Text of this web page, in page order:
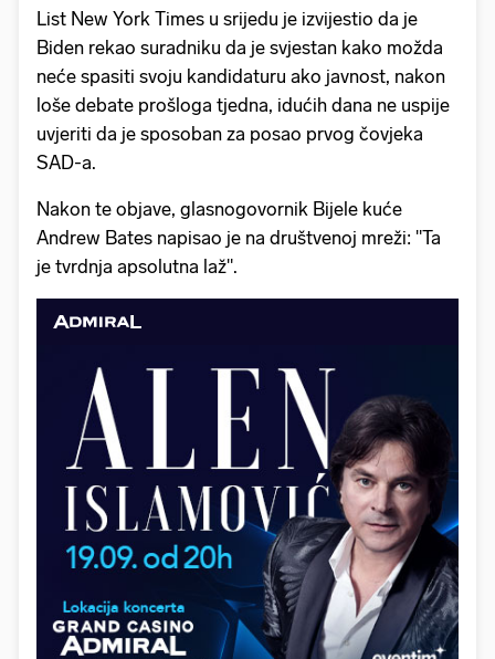
List New York Times u srijedu je izvijestio da je
Biden rekao suradniku da je svjestan kako možda
neće spasiti svoju kandidaturu ako javnost, nakon
loše debate prošloga tjedna, idućih dana ne uspije
uvjeriti da je sposoban za posao prvog čovjeka
SAD-a.
Nakon te objave, glasnogovornik Bijele kuće
Andrew Bates napisao je na društvenoj mreži: "Ta
je tvrdnja apsolutna laž".